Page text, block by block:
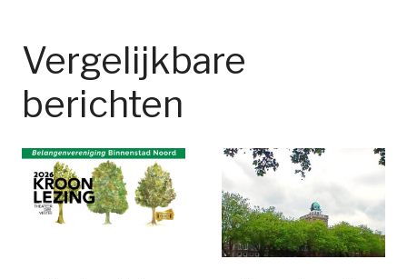
Vergelijkbare
berichten